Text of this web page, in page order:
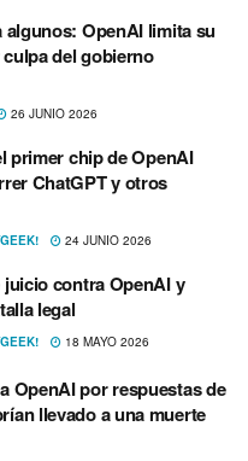
algunos: OpenAI limita su
del gobierno
26 JUNIO 2026
primer chip de OpenAI
ChatGPT y otros
24 JUNIO 2026
contra OpenAI y
legal
18 MAYO 2026
OpenAI por respuestas de
llevado a una muerte